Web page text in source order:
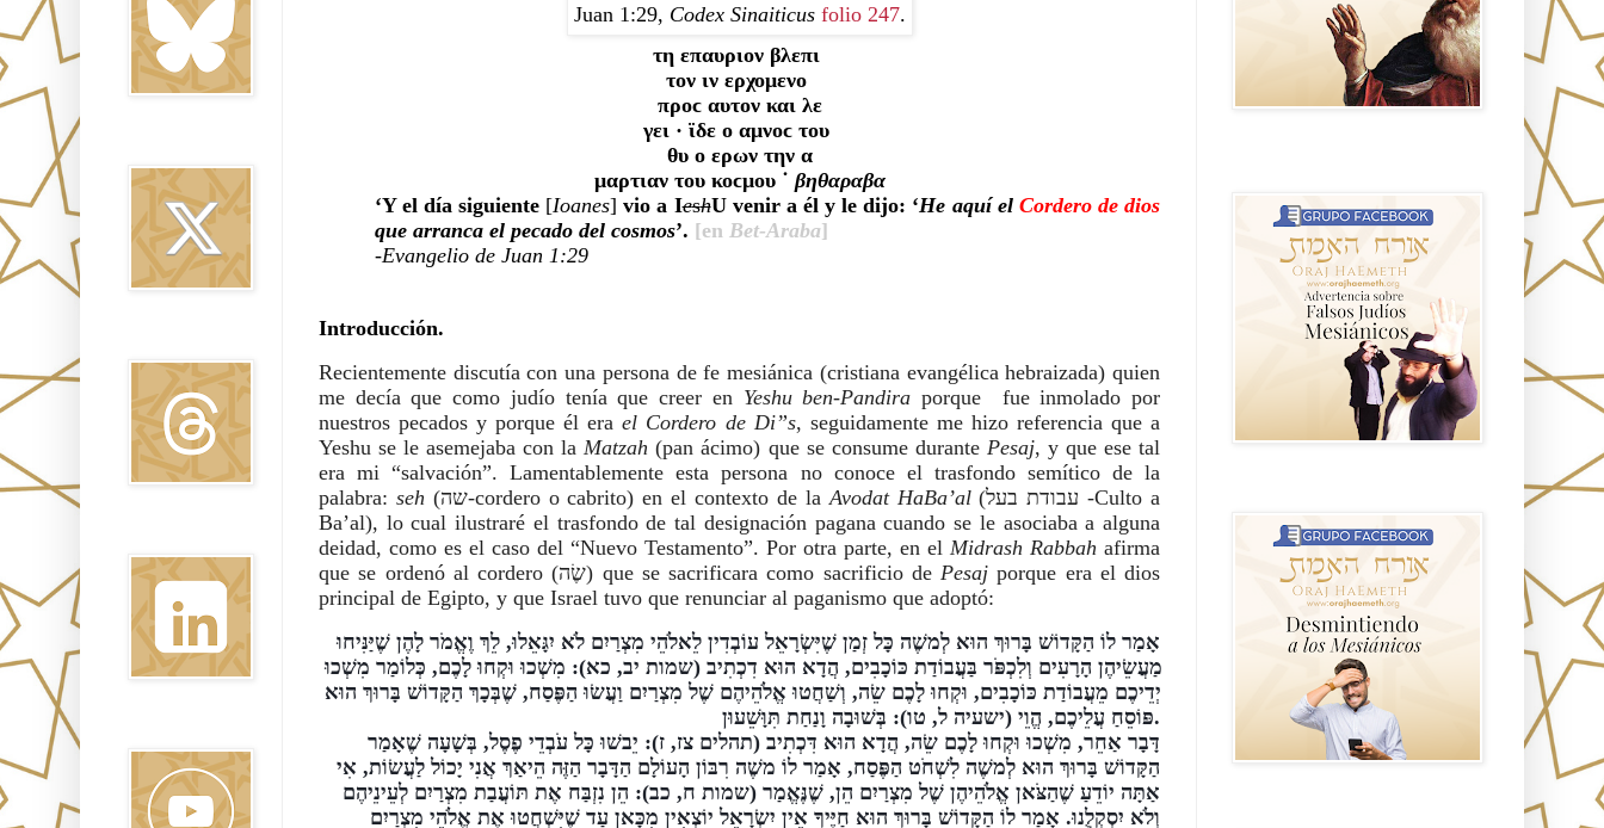
Juan 1:29, Codex Sinaiticus folio 247.
τη επαυριον βλεπι
τον ιν ερχομενο
προϲ αυτον και λε
γει · ϊδε ο αμνοϲ του
θυ ο ερων την α
μαρτιαν του κοϲμου ˙ βηθαραβα
‘Y el día siguiente [Ioanes] vio a IeshU venir a él y le dijo: ‘He aquí el Cordero de dios
que arranca el pecado del cosmos’. [en Bet-Araba]
-Evangelio de Juan 1:29
Introducción.
Recientemente discutía con una persona de fe mesiánica (cristiana evangélica hebraizada) quien
me decía que como judío tenía que creer en Yeshu ben-Pandira porque  fue inmolado por
nuestros pecados y porque él era el Cordero de Di”s, seguidamente me hizo referencia que a
Yeshu se le asemejaba con la Matzah (pan ácimo) que se consume durante Pesaj, y que ese tal
era mi “salvación”. Lamentablemente esta persona no conoce el trasfondo semítico de la
palabra: seh (שה-cordero o cabrito) en el contexto de la Avodat HaBa’al (עבודת בעל -Culto a
Ba’al), lo cual ilustraré el trasfondo de tal designación pagana cuando se le asociaba a alguna
deidad, como es el caso del “Nuevo Testamento”. Por otra parte, en el Midrash Rabbah afirma
que se ordenó al cordero (שֶׂה) que se sacrificara como sacrificio de Pesaj porque era el dios
principal de Egipto, y que Israel tuvo que renunciar al paganismo que adoptó:
אָמַר לוֹ הַקָּדוֹשׁ בָּרוּךְ הוּא לְמשֶׁה כָּל זְמַן שֶׁיִּשְׂרָאֵל עוֹבְדִין לֵאלֹהֵי מִצְרַיִם לֹא יִגָּאֵלוּ, לֵךְ וֶאֱמֹר לָהֶן שֶׁיַּנִּיחוּ
מַעֲשֵׂיהֶן הָרָעִים וְלִכְפֹּר בַּעֲבוֹדַת כּוֹכָבִים, הֲדָא הוּא דִכְתִיב (שמות יב, כא): מִשְׁכוּ וּקְחוּ לָכֶם, כְּלוֹמַר מִשְׁכוּ
פּוֹסֵחַ עֲלֵיכֶם, הֱוֵי (ישעיה ל, טו): בְּשׁוּבָה וָנַחַת תִּוָּשֵׁעוּן.